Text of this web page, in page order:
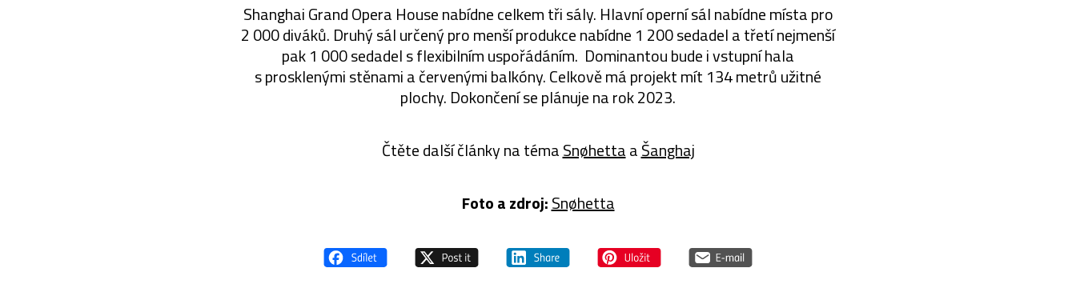
Shanghai Grand Opera House nabídne celkem tři sály. Hlavní operní sál nabídne místa pro
2 000 diváků. Druhý sál určený pro menší produkce nabídne 1 200 sedadel a třetí nejmenší
pak 1 000 sedadel s flexibilním uspořádáním. Dominantou bude i vstupní hala
s prosklenými stěnami a červenými balkóny. Celkově má projekt mít 134 metrů užitné
plochy. Dokončení se plánuje na rok 2023.
Čtěte další články na témaSnøhettaaŠanghaj
Foto a zdroj:Snøhetta